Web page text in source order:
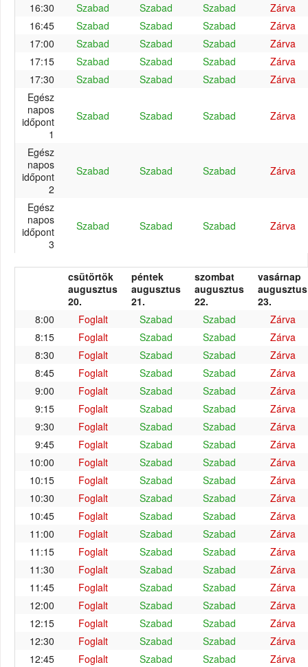
16:30 Szabad Szabad Szabad
Zárva
16:45
Szabad Szabad Szabad
Zárva
17:00
Szabad Szabad Szabad
Zárva
17:15
Szabad Szabad Szabad
Zárva
17:30
Szabad Szabad Szabad
Zárva
Egész
napos
időpont
1
Szabad Szabad Szabad Zárva
Egész
napos
időpont
2
Szabad Szabad Szabad Zárva
Egész
napos
időpont
3
Szabad Szabad Szabad Zárva
csütörtök
augusztus
20.
péntek
augusztus
21.
szombat
augusztus
22.
vasárnap
augusztus
23.
8:00
Foglalt Szabad Szabad
Zárva
8:15
Foglalt Szabad Szabad
Zárva
8:30
Foglalt Szabad Szabad
Zárva
8:45
Foglalt Szabad Szabad
Zárva
9:00
Foglalt Szabad Szabad
Zárva
9:15
Foglalt Szabad Szabad
Zárva
9:30
Foglalt Szabad Szabad
Zárva
9:45
Foglalt Szabad Szabad
Zárva
10:00
Foglalt Szabad Szabad
Zárva
10:15
Foglalt Szabad Szabad
Zárva
10:30
Foglalt Szabad Szabad
Zárva
10:45
Foglalt Szabad Szabad
Zárva
11:00
Foglalt Szabad Szabad
Zárva
11:15
Foglalt Szabad Szabad
Zárva
11:30
Foglalt Szabad Szabad
Zárva
11:45
Foglalt Szabad Szabad
Zárva
12:00
Foglalt Szabad Szabad
Zárva
12:15
Foglalt Szabad Szabad
Zárva
12:30
Foglalt Szabad Szabad
Zárva
12:45
Foglalt Szabad Szabad
Zárva